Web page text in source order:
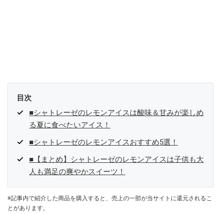
目次
■シャトレーゼのレモンアイスは酸味＆甘みが楽しめ
る夏に食べたいアイス！
■シャトレーゼのレモンアイスおすすめ5選！
■【まとめ】シャトレーゼのレモンアイスは子供も大
人も満足の爽やかスイーツ！
※記事内で紹介した商品を購入すると、売上の一部が当サイトに還元されるこ
とがあります。